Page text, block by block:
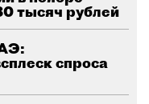
тысяч рублей
спроса